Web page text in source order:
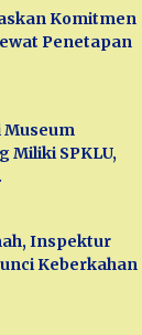
Komitmen
Penetapan
Museum
Miliki SPKLU,
Inspektur
Keberkahan